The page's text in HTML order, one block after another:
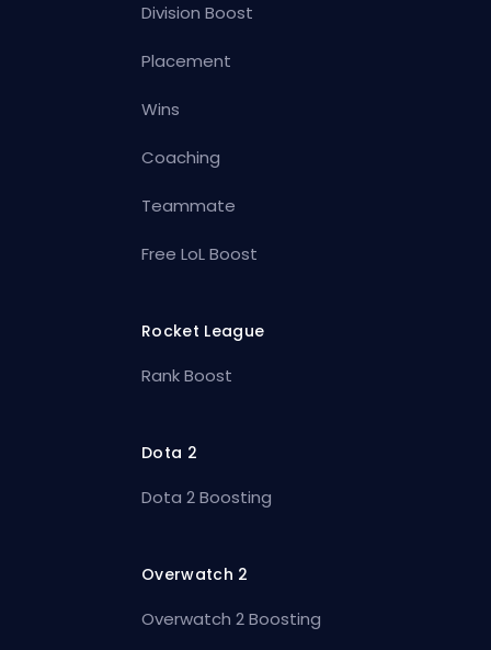
Division Boost
Placement
Wins
Coaching
Teammate
Free LoL Boost
Rocket League
Rank Boost
Dota 2
Dota 2 Boosting
Overwatch 2
Overwatch 2 Boosting